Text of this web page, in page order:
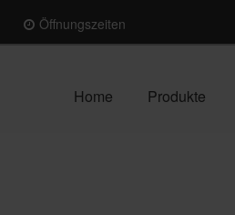
Öffnungszeiten
Home Produkte